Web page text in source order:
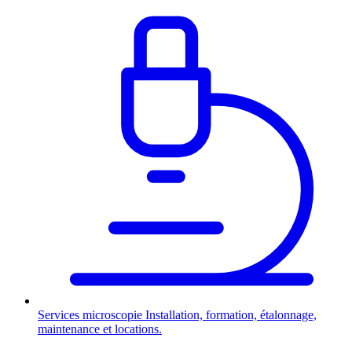
Services microscopie Installation, formation, étalonnage,
maintenance et locations.